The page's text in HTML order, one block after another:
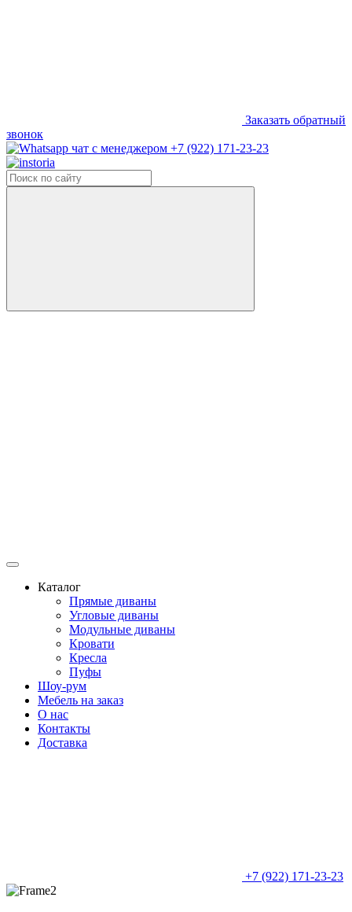
Заказать обратный
звонок
+7 (922) 171-23-23
Каталог
Прямые диваны
Угловые диваны
Модульные диваны
Кровати
Кресла
Пуфы
Шоу-рум
Мебель на заказ
О нас
Контакты
Доставка
+7 (922) 171-23-23